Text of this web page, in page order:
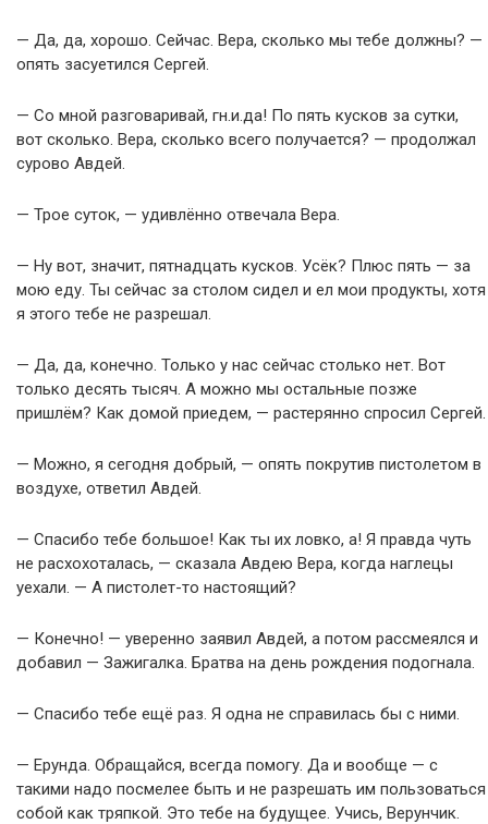
— Да, да, хорошо. Сейчас. Вера, сколько мы тебе должны? —
опять засуетился Сергей.
— Со мной разговаривай, гн.и.да! По пять кусков за сутки,
вот сколько. Вера, сколько всего получается? — продолжал
сурово Авдей.
— Трое суток, — удивлённо отвечала Вера.
— Ну вот, значит, пятнадцать кусков. Усёк? Плюс пять — за
мою еду. Ты сейчас за столом сидел и ел мои продукты, хотя
я этого тебе не разрешал.
— Да, да, конечно. Только у нас сейчас столько нет. Вот
только десять тысяч. А можно мы остальные позже
пришлём? Как домой приедем, — растерянно спросил Сергей.
— Можно, я сегодня добрый, — опять покрутив пистолетом в
воздухе, ответил Авдей.
— Спасибо тебе большое! Как ты их ловко, а! Я правда чуть
не расхохоталась, — сказала Авдею Вера, когда наглецы
уехали. — А пистолет-то настоящий?
— Конечно! — уверенно заявил Авдей, а потом рассмеялся и
добавил — Зажигалка. Братва на день рождения подогнала.
— Спасибо тебе ещё раз. Я одна не справилась бы с ними.
— Ерунда. Обращайся, всегда помогу. Да и вообще — с
такими надо посмелее быть и не разрешать им пользоваться
собой как тряпкой. Это тебе на будущее. Учись, Верунчик.